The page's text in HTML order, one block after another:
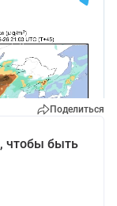
Поделиться
, чтобы быть